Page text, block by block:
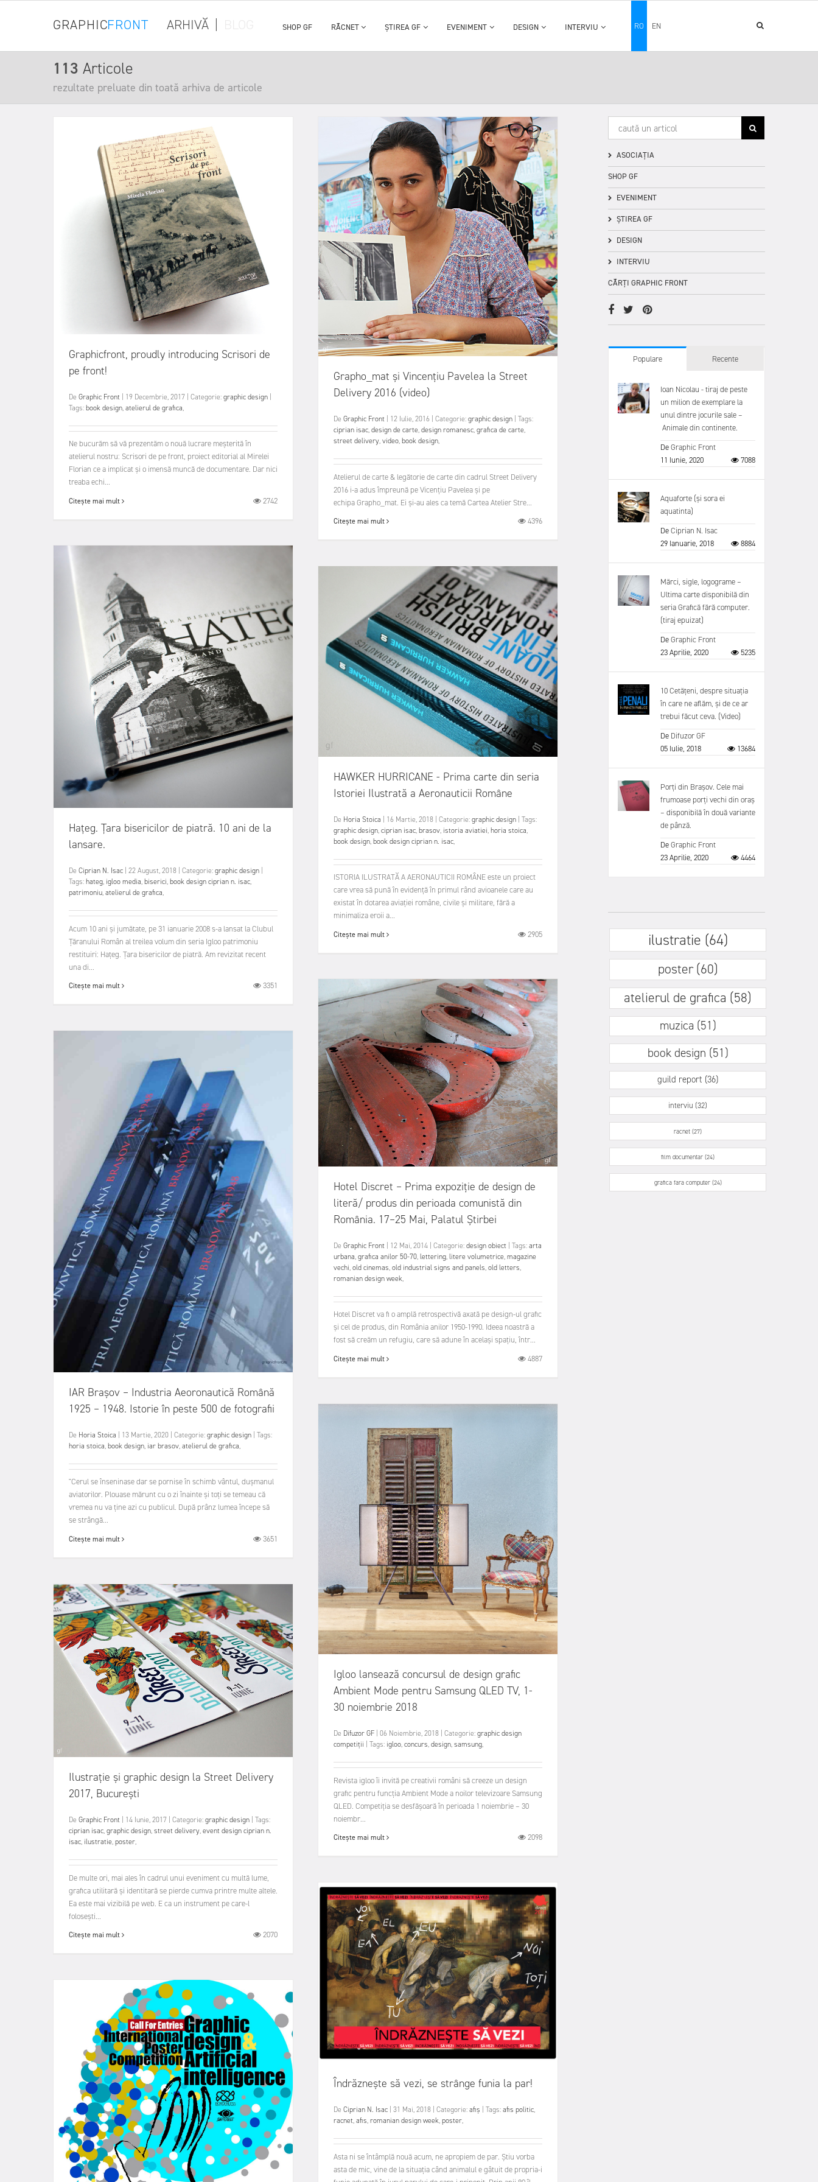
GRAPHICFRONT ARHIVĂ SHOP GF RĂCNET ȘTIREA GF EVENIMENT DESIGN INTERVIU RO EN
113 Articole
rezultate preluate din toată arhiva de articole
Graphicfront, proudly introducing Scrisori de
pe front!
De Graphic Front | 19 Decembrie, 2017 | Categorie:graphic design |
Tags:book design,atelierul de grafica,
Ne bucurăm să vă prezentăm o nouă lucrare meșterită în
atelierul nostru: Scrisori de pe front, proiect editorial al Mirelei
Florian ce a implicat și o imensă muncă de documentare. Dar nici
treaba echi...
Citește mai mult 2742
Grapho_mat și Vincențiu Pavelea la Street
Delivery 2016 (video)
De Graphic Front 12 Iulie, 2016 Categorie:graphic design Tags:
ciprian isac,design de carte,design romanesc,grafica de carte,
street delivery,video,book design,
Atelierul de carte & legătorie de carte din cadrul Street Delivery
2016 i-a adus împreună pe Vicențiu Pavelea și pe
echipa Grapho_mat. Ei și-au ales ca temă Cartea Atelier Stre...
Citește mai mult 4396
Hațeg. Țara bisericilor de piatră. 10 ani de la
lansare.
De Ciprian N. Isac 22 August, 2018 Categorie:graphic design
Tags:hateg, igloo media,biserici,book design ciprian n. isac,
patrimoniu,atelierul de grafica,
Acum 10 ani și jumătate, pe 31 ianuarie 2008 s-a lansat la Clubul
Țăranului Român al treilea volum din seria Igloo patrimoniu
restituiri: Hațeg. Țara bisericilor de piatră. Am revizitat recent
una di...
Citește mai mult 3351
HAWKER HURRICANE - Prima carte din seria
Istoriei Ilustrată a Aeronauticii Române
De Horia Stoica | 16 Martie, 2018 | Categorie:graphic design | Tags:
graphic design,ciprian isac,brasov, istoria aviatiei,horia stoica,
book design,book design ciprian n. isac,
ISTORIA ILUSTRATĂ A AERONAUTICII ROMÂNE este un proiect
care vrea să pună în evidență în primul rând avioanele care au
existat în dotarea aviației române, civile și militare, fără a
minimaliza eroii a...
Citește mai mult 2905
Hotel Discret – Prima expoziție de design de
literă/ produs din perioada comunistă din
România. 17–25 Mai, Palatul Știrbei
De Graphic Front | 12 Mai, 2014 | Categorie:design obiect | Tags:arta
urbana,grafica anilor 50-70,lettering,litere volumetrice,magazine
vechi,old cinemas,old industrial signs and panels,old letters,
romanian design week,
Hotel Discret va fi o amplă retrospectivă axată pe design-ul grafic
și cel de produs, din România anilor 1950-1990. Ideea noastră a
fost să creăm un refugiu, care să adune în același spațiu, într...
Citește mai mult 4887
IAR Brașov – Industria Aeoronautică Română
1925 – 1948. Istorie în peste 500 de fotografii
De Horia Stoica 13 Martie, 2020 Categorie:graphic design Tags:
horia stoica,book design, iar brasov,atelierul de grafica,
"Cerul se înseninase dar se pornise în schimb vântul, dușmanul
aviatorilor. Plouase mărunt cu o zi înainte și toți se temeau că
vremea nu va ține azi cu publicul. După prânz lumea începe să
se strângă...
Citește mai mult 3651
Igloo lansează concursul de design grafic
Ambient Mode pentru Samsung QLED TV, 1-
30 noiembrie 2018
De Difuzor GF 06 Noiembrie, 2018 Categorie:graphic design
competiții
Tags: igloo,concurs,design,samsung,
Revista igloo îi invită pe creativii români să creeze un design
grafic pentru funcția Ambient Mode a noilor televizoare Samsung
QLED. Competiția se desfășoară în perioada 1 noiembrie – 30
noiembr...
Citește mai mult 2098
Ilustrație și graphic design la Street Delivery
2017, București
De Graphic Front 14 Iunie, 2017 Categorie:graphic design Tags:
ciprian isac,graphic design,street delivery,event design ciprian n.
isac, ilustratie,poster,
De multe ori, mai ales în cadrul unui eveniment cu multă lume,
grafica utilitară și identitară se pierde cumva printre multe altele.
Ea este mai vizibilă pe web. E ca un instrument pe care-l
folosești...
Citește mai mult 2070
Îndrăznește să vezi, se strânge funia la par!
De Ciprian N. Isac 31 Mai, 2018 Categorie:afiș Tags:afis politic,
racnet,afis,romanian design week,poster,
Asta ni se întâmplă nouă acum, ne apropiem de par. Știu vorba
asta de mic, vine de la situația când animalul e gâtuit de propria-i
ASOCIAȚIA
SHOP GF
EVENIMENT
ȘTIREA GF
DESIGN
INTERVIU
CĂRȚI GRAPHIC FRONT
Populare Recente
Ioan Nicolau - tiraj de peste
un milion de exemplare la
unul dintre jocurile sale –
Animale din continente.
DeGraphic Front
11 Iunie, 2020
7088
Aquaforte (și sora ei
aquatinta)
DeCiprian N. Isac
29 Ianuarie, 2018
8884
Mărci, sigle, logograme –
Ultima carte disponibilă din
seria Grafică fără computer.
(tiraj epuizat)
DeGraphic Front
23 Aprilie, 2020
5235
10 Cetățeni, despre situația
în care ne aflăm, și de ce ar
trebui făcut ceva. (Video)
De Difuzor GF
05 Iulie, 2018
13684
Porți din Brașov. Cele mai
frumoase porți vechi din oraș
– disponibilă în două variante
de pânză.
DeGraphic Front
23 Aprilie, 2020
4464
ilustratie (64)
poster (60)
atelierul de grafica (58)
muzica (51)
book design (51)
guild report (36)
interviu (32)
racnet (27)
film documentar (24)
grafica fara computer (24)